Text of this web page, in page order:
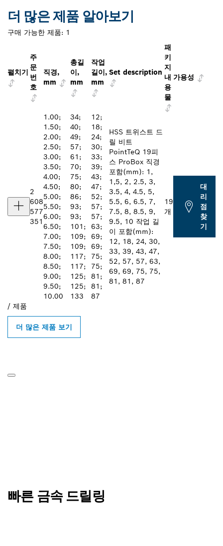
더 많은 제품 알아보기
구매 가능한 제품: 1
펼치기
주
문
번
호
직경,
mm
총길
이,
mm
작업
길이,
mm
Set description
패
키
지
내
용
물
가용성
2
608
577
351
1.00;
1.50;
2.00;
2.50;
3.00;
3.50;
4.00;
4.50;
5.00;
5.50;
6.00;
6.50;
7.00;
7.50;
8.00;
8.50;
9.00;
9.50;
10.00
34;
40;
49;
57;
61;
70;
75;
80;
86;
93;
93;
101;
109;
109;
117;
117;
125;
125;
133
12;
18;
24;
30;
33;
39;
43;
47;
52;
57;
57;
63;
69;
69;
75;
75;
81;
81;
87
HSS 트위스트 드
릴 비트
PointTeQ 19피
스 ProBox 직경
포함(mm): 1,
1,5, 2, 2.5, 3,
3.5, 4, 4.5, 5,
5.5, 6, 6.5, 7,
7.5, 8, 8.5, 9,
9.5, 10 작업 길
이 포함(mm):
12, 18, 24, 30,
33, 39, 43, 47,
52, 57, 57, 63,
69, 69, 75, 75,
81, 81, 87
19
개
대
리
점
찾
기
/ 제품
더 많은 제품 보기
빠른 금속 드릴링